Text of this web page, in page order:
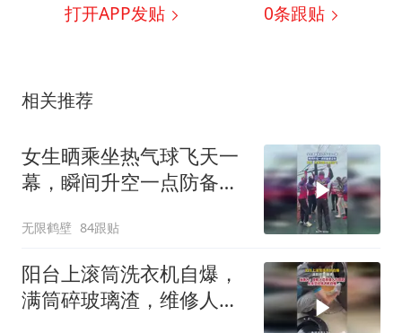
打开APP发贴 0条跟贴
相关推荐
女生晒乘坐热气球飞天一
幕，瞬间升空一点防备都
无限鹤壁 84跟贴
阳台上滚筒洗衣机自爆，
满筒碎玻璃渣，维修人员